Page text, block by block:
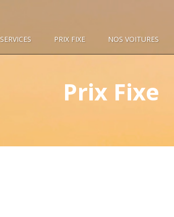
SERVICES PRIX FIXE NOS VOITURES
Prix Fixe